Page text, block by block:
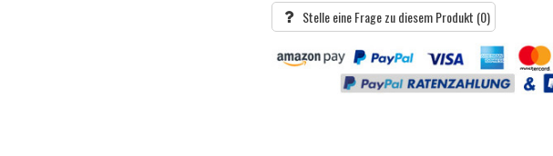
Stelle eine Frage zu diesem Produkt (0)